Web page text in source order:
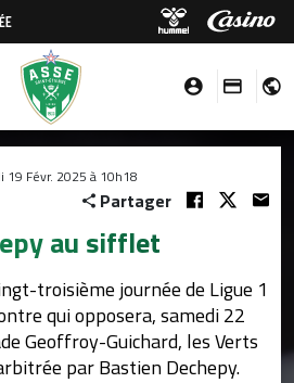
19 Févr. 2025 à 10h18
Partager
au sifflet
troisième journée de Ligue 1
qui opposera, samedi 22
Geoffroy-Guichard, les Verts
par Bastien Dechepy.